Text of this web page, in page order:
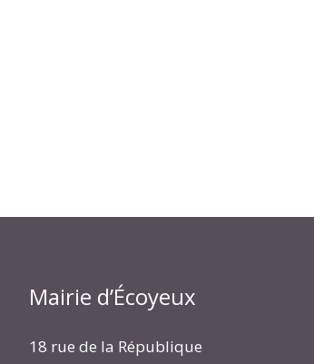
Mairie d’Écoyeux
18 rue de la République